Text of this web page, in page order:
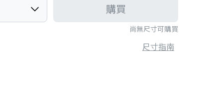
尚無尺寸可購買
購買
尺寸指南